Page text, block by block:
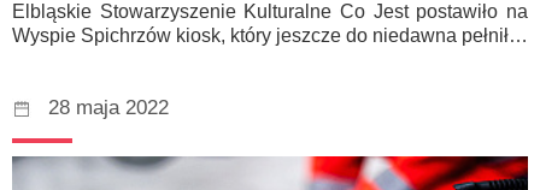
Elbląskie Stowarzyszenie Kulturalne Co Jest postawiło na
Wyspie Spichrzów kiosk, który jeszcze do niedawna pełnił…
28 maja 2022